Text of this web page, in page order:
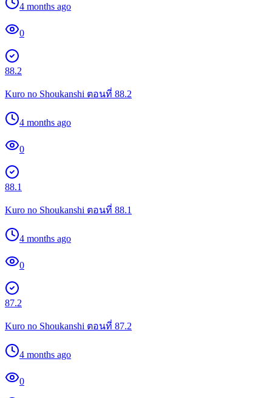
4 months ago
0
88.2
Kuro no Shoukanshi ตอนที่ 88.2
4 months ago
0
88.1
Kuro no Shoukanshi ตอนที่ 88.1
4 months ago
0
87.2
Kuro no Shoukanshi ตอนที่ 87.2
4 months ago
0